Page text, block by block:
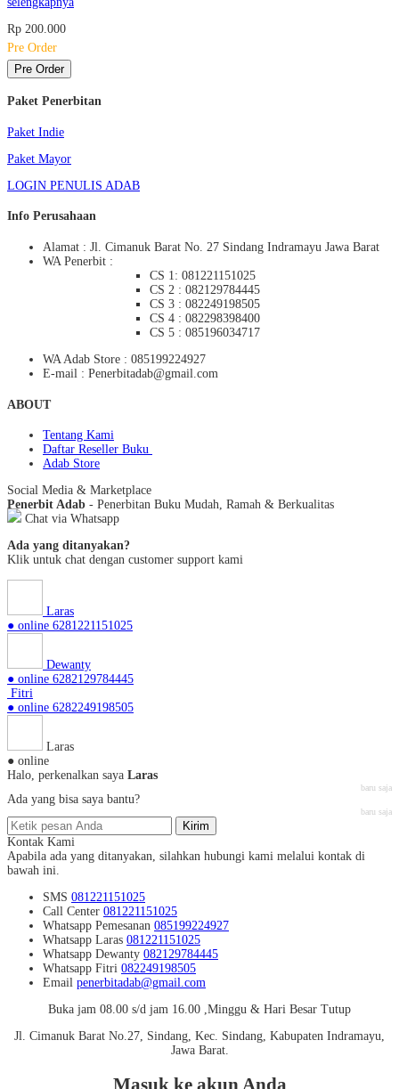
Rp 200.000
Pre Order
Pre Order
Paket Penerbitan
Paket Indie
Paket Mayor
LOGIN PENULIS ADAB
Info Perusahaan
Alamat : Jl. Cimanuk Barat No. 27 Sindang Indramayu Jawa Barat
WA Penerbit :
CS 1: 081221151025
CS 2 : 082129784445
CS 3 : 082249198505
CS 4 : 082298398400
CS 5 : 085196034717
WA Adab Store : 085199224927
E-mail : Penerbitadab@gmail.com
ABOUT
Tentang Kami
Daftar Reseller Buku
Adab Store
Social Media & Marketplace
Penerbit Adab - Penerbitan Buku Mudah, Ramah & Berkualitas
Chat via Whatsapp
Ada yang ditanyakan?
Klik untuk chat dengan customer support kami
Laras
● online 6281221151025
Dewanty
● online 6282129784445
Fitri
● online 6282249198505
Laras
● online
Halo, perkenalkan saya Laras
baru saja
Ada yang bisa saya bantu?
baru saja
Kirim
Kontak Kami
Apabila ada yang ditanyakan, silahkan hubungi kami melalui kontak di
bawah ini.
SMS 081221151025
Call Center 081221151025
Whatsapp Pemesanan 085199224927
Whatsapp Laras 081221151025
Whatsapp Dewanty 082129784445
Whatsapp Fitri 082249198505
Email penerbitadab@gmail.com
Buka jam 08.00 s/d jam 16.00 ,Minggu & Hari Besar Tutup
Jl. Cimanuk Barat No.27, Sindang, Kec. Sindang, Kabupaten Indramayu,
Jawa Barat.
Masuk ke akun Anda